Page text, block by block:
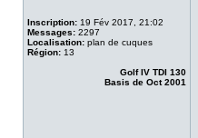
Inscription: 19 Fév 2017, 21:02
Messages: 2297
Localisation: plan de cuques
Région: 13
Golf IV TDI 130
Basis de Oct 2001